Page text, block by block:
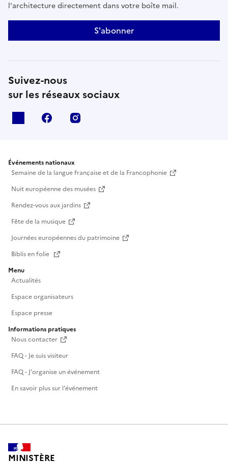
l'architecture directement dans votre boîte mail.
S'abonner
Suivez-nous
sur les réseaux sociaux
facebook
Événements nationaux
Semaine de la langue française et de la Francophonie
Nuit européenne des musées
Rendez-vous aux jardins
Fête de la musique
Journées européennes du patrimoine
Biblis en folie
Menu
Actualités
Espace organisateurs
Espace presse
Informations pratiques
Nous contacter
FAQ - Je suis visiteur
FAQ - J'organise un événement
En savoir plus sur l'événement
MINISTÈRE